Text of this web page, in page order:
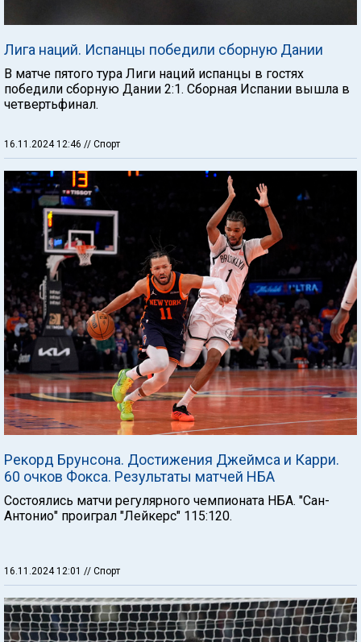
Лига наций. Испанцы победили сборную Дании
В матче пятого тура Лиги наций испанцы в гостях
победили сборную Дании 2:1. Сборная Испании вышла в
четвертьфинал.
16.11.2024 12:46 // Спорт
Рекорд Брунсона. Достижения Джеймса и Карри.
60 очков Фокса. Результаты матчей НБА
Состоялись матчи регулярного чемпионата НБА. "Сан-
Антонио" проиграл "Лейкерс" 115:120.
16.11.2024 12:01 // Спорт